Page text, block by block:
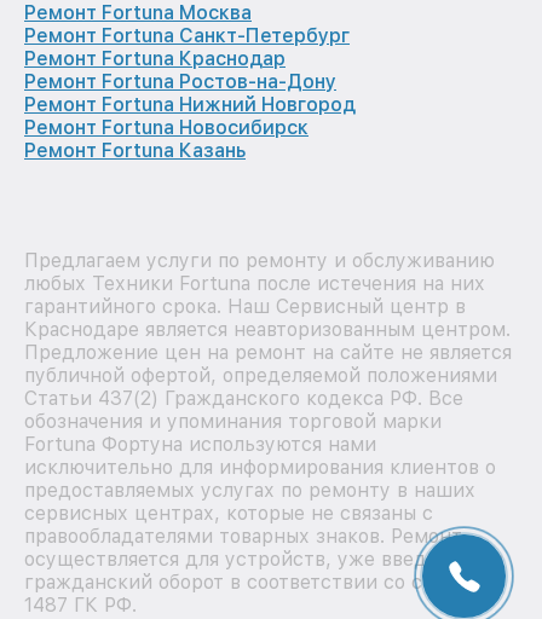
Ремонт Fortuna Москва
Ремонт Fortuna Санкт-Петербург
Ремонт Fortuna Краснодар
Ремонт Fortuna Ростов-на-Дону
Ремонт Fortuna Нижний Новгород
Ремонт Fortuna Новосибирск
Ремонт Fortuna Казань
Предлагаем услуги по ремонту и обслуживанию
любых Техники Fortuna после истечения на них
гарантийного срока. Наш Сервисный центр в
Краснодаре является неавторизованным центром.
Предложение цен на ремонт на сайте не является
публичной офертой, определяемой положениями
Статьи 437(2) Гражданского кодекса РФ. Все
обозначения и упоминания торговой марки
Fortuna Фортуна используются нами
исключительно для информирования клиентов о
предоставляемых услугах по ремонту в наших
сервисных центрах, которые не связаны с
правообладателями товарных знаков. Ремонт
осуществляется для устройств, уже введенных в
гражданский оборот в соответствии со статьей
1487 ГК РФ.